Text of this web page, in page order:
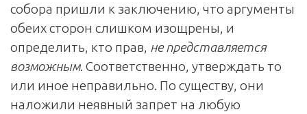
собора пришли к заключению, что аргументы
обеих сторон слишком изощрены, и
определить, кто прав, не представляется
возможным. Соответственно, утверждать то
или иное неправильно. По существу, они
наложили неявный запрет на любую